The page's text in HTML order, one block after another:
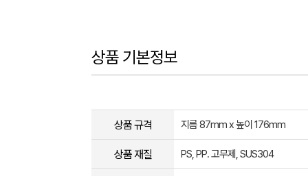
상품 기본정보
상품 규격 지름 87mm x 높이 176mm
상품 재질 PS, PP. 고무제, SUS304